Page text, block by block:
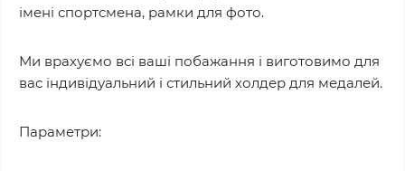
імені спортсмена, рамки для фото.
Ми врахуємо всі ваші побажання і виготовимо для
вас індивідуальний і стильний холдер для медалей.
Параметри: